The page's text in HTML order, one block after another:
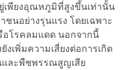
เพียงอุณหภูมิที่สูงขึ้นเท่านั้น
นอย่างรุนแรง โดยเฉพาะ
อโรคลมแดด นอกจากนี้
เพิ่มความเสี่ยงต่อการเกิด
และพืชพรรณสูญเสีย